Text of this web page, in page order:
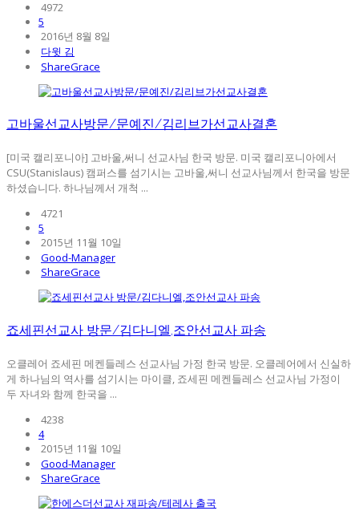
4972
5
2016년 8월 8일
다윗 김
ShareGrace
고바울선교사방문/문예진/김리브가선교사결혼
[미국 캘리포니아] 고바울,써니 선교사님 한국 방문. 미국 캘리포니아에서
CSU(Stanislaus) 캠퍼스를 섬기시는 고바울,써니 선교사님께서 한국을 방문
하셨습니다. 하나님께서 개척 ...
4721
5
2015년 11월 10일
Good-Manager
ShareGrace
죠세핀선교사 방문/김다니엘,조안선교사 파송
오클레어 죠세핀 메켄들레스 선교사님 가정 한국 방문. 오클레어에서 신실하
게 하나님의 역사를 섬기시는 마이클, 죠세핀 메켄들레스 선교사님 가정이
두 자녀와 함께 한국을 ...
4238
4
2015년 11월 10일
Good-Manager
ShareGrace